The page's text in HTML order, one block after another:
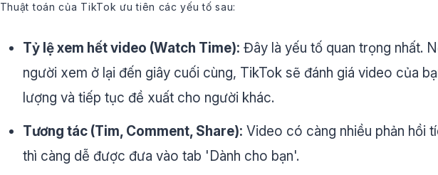
Thuật toán của TikTok ưu tiên các yếu tố sau:
Tỷ lệ xem hết video (Watch Time): Đây là yếu tố quan trọng nhất.
người xem ở lại đến giây cuối cùng, TikTok sẽ đánh giá video của
lượng và tiếp tục đề xuất cho người khác.
Tương tác (Tim, Comment, Share): Video có càng nhiều phản hồi
thì càng dễ được đưa vào tab 'Dành cho bạn'.